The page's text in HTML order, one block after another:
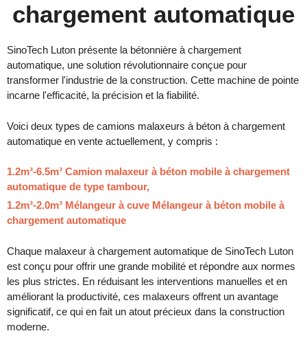
chargement automatique
SinoTech Luton présente la bétonnière à chargement
automatique, une solution révolutionnaire conçue pour
transformer l'industrie de la construction. Cette machine de pointe
incarne l'efficacité, la précision et la fiabilité.
Voici deux types de camions malaxeurs à béton à chargement
automatique en vente actuellement, y compris :
1.2m³-6.5m³ Camion malaxeur à béton mobile à chargement
automatique de type tambour,
1.2m³-2.0m³ Mélangeur à cuve Mélangeur à béton mobile à
chargement automatique
Chaque malaxeur à chargement automatique de SinoTech Luton
est conçu pour offrir une grande mobilité et répondre aux normes
les plus strictes. En réduisant les interventions manuelles et en
améliorant la productivité, ces malaxeurs offrent un avantage
significatif, ce qui en fait un atout précieux dans la construction
moderne.